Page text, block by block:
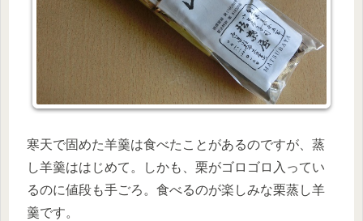
寒天で固めた羊羹は食べたことがあるのですが、蒸
し羊羹ははじめて。しかも、栗がゴロゴロ入ってい
るのに値段も手ごろ。食べるのが楽しみな栗蒸し羊
羹です。